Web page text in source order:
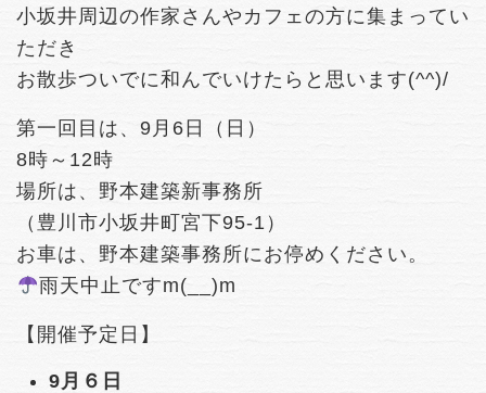
小坂井周辺の作家さんやカフェの方に集まってい
ただき
お散歩ついでに和んでいけたらと思います(^^)/
第一回目は、9月6日（日）
8時～12時
場所は、野本建築新事務所
（豊川市小坂井町宮下95-1）
お車は、野本建築事務所にお停めください。
雨天中止ですm(__)m
【開催予定日】
9月６日